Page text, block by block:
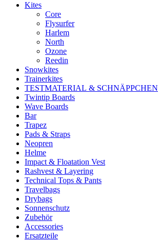
Kites
Core
Flysurfer
Harlem
North
Ozone
Reedin
Snowkites
Trainerkites
TESTMATERIAL & SCHNÄPPCHEN
Twintip Boards
Wave Boards
Bar
Trapez
Pads & Straps
Neopren
Helme
Impact & Floatation Vest
Rashvest & Layering
Technical Tops & Pants
Travelbags
Drybags
Sonnenschutz
Zubehör
Accessories
Ersatzteile